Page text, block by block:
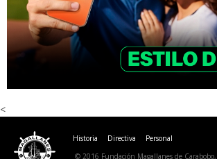
<
Historia Directiva
Personal
© 2016 Fundación Magallanes de